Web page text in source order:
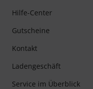
Hilfe-Center
Gutscheine
Kontakt
Ladengeschäft
Service im Überblick